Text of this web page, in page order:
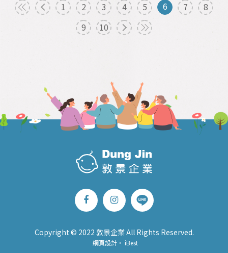
1 2 3 4 5 6 7
8
9
10
Copyright © 2022 敦景企業 All Rights Reserved.
網頁設計‧ iBest